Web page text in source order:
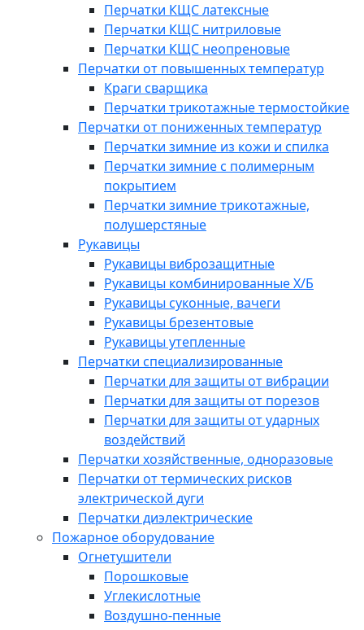
Перчатки КЩС латексные
Перчатки КЩС нитриловые
Перчатки КЩС неопреновые
Перчатки от повышенных температур
Краги сварщика
Перчатки трикотажные термостойкие
Перчатки от пониженных температур
Перчатки зимние из кожи и спилка
Перчатки зимние с полимерным
покрытием
Перчатки зимние трикотажные,
полушерстяные
Рукавицы
Рукавицы виброзащитные
Рукавицы комбинированные Х/Б
Рукавицы суконные, вачеги
Рукавицы брезентовые
Рукавицы утепленные
Перчатки специализированные
Перчатки для защиты от вибрации
Перчатки для защиты от порезов
Перчатки для защиты от ударных
воздействий
Перчатки хозяйственные, одноразовые
Перчатки от термических рисков
электрической дуги
Перчатки диэлектрические
Пожарное оборудование
Огнетушители
Порошковые
Углекислотные
Воздушно-пенные